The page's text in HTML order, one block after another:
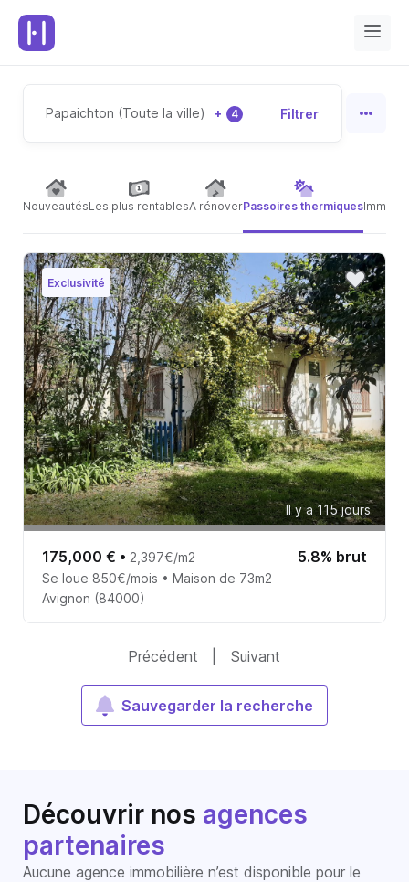
Papaichton (Toute la ville) + 4 Filtrer
NouveautésLes plus rentablesA rénoverPassoires thermiques
Exclusivité
Il y a 115 jours
175,000 € • 2,397€/m2 5.8% brut
Se loue 850€/mois • Maison de 73m2
Avignon (84000)
Précédent Suivant
Sauvegarder la recherche
Découvrir nos agences
partenaires
Aucune agence immobilière n’est disponible pour le